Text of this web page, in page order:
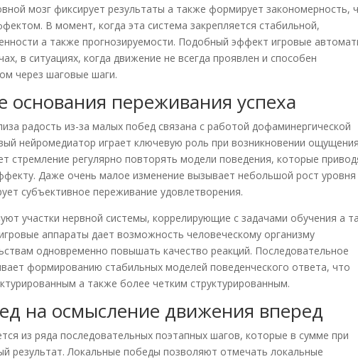
мозг фиксирует результаты а также формирует закономерность,
В момент, когда эта система закрепляется стабильной,
а также прогнозируемости. Подобный эффект игровые
в ситуациях, когда движение не всегда проявлен и способен
через шаговые шаги.
основания переживания успеха
радость из-за малых побед связана с работой дофаминергической
нейромедиатор играет ключевую роль при возникновении ощущения
стремление регулярно повторять модели поведения, которые
Даже очень малое изменение вызывает небольшой рост уровня
субъективное переживание удовлетворения.
участки нервной системы, коррелирующие с задачами обучения а
аппараты дает возможность человеческому организму
одновременно повышать качество реакций. Последовательное
формированию стабильных моделей поведенческого ответа, что
а также более четким структурированным.
на осмысление движения вперед
из ряда последовательных поэтапных шагов, которые в сумме при
результат. Локальные победы позволяют отмечать локальные